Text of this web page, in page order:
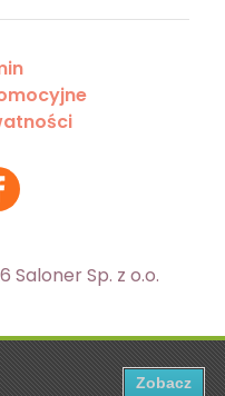
Zobacz
Aby dowiedzieć się
Saloner Sp. z o.o.